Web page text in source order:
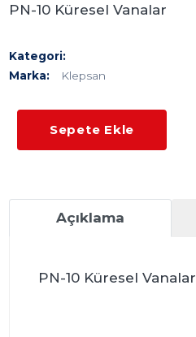
PN-10 Küresel Vanalar
Kategori:
Marka:
Klepsan
Sepete Ekle
Açıklama
PN-10 Küresel Vanalar